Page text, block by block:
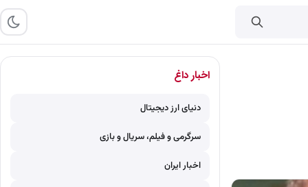
اخبار داغ
دنیای ارز دیجیتال
سرگرمی و فیلم، سریال و بازی
اخبار ایران